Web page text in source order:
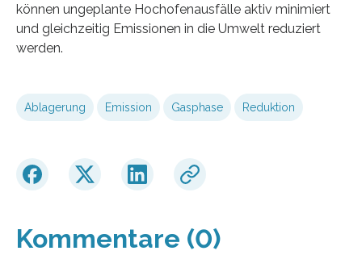
können ungeplante Hochofenausfälle aktiv minimiert
und gleichzeitig Emissionen in die Umwelt reduziert
werden.
Ablagerung Emission Gasphase Reduktion
Kommentare (0)